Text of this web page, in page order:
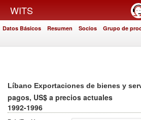
WITS
Datos Básicos Resumen Socios Grupo de
Líbano Exportaciones de bienes y
pagos, US$ a precios actuales
1992-1996